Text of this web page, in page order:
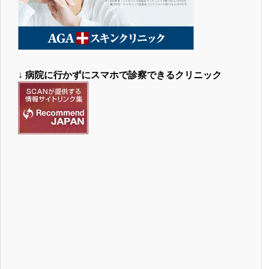
↓ 病院に行かずにスマホで診察できるクリニック